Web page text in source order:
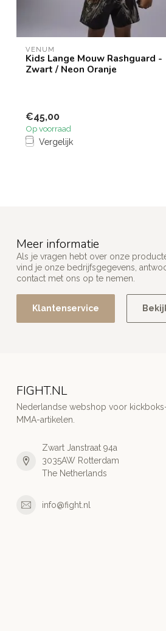
VENUM
Kids Lange Mouw Rashguard -
Zwart / Neon Oranje
€45,00
Op voorraad
Vergelijk
Meer informatie
Als je vragen hebt over onze
vind je onze bedrijfsgegevens,
contact met ons op te nemen.
Klantenservice
FIGHT.NL
Nederlandse webshop voor
MMA-artikelen.
Zwart Janstraat 94a
3035AW Rotterdam
The Netherlands
info@fight.nl